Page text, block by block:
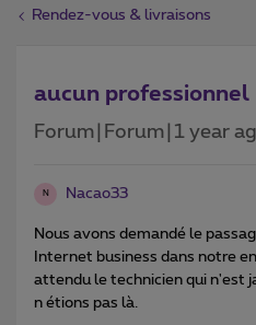
Rendez-vous & livraisons
aucun professionnel
Forum|Forum|1 year
N Nacao33
Nous avons demandé le
Internet business dans notre
attendu le technicien qui n'est
n étions pas là.